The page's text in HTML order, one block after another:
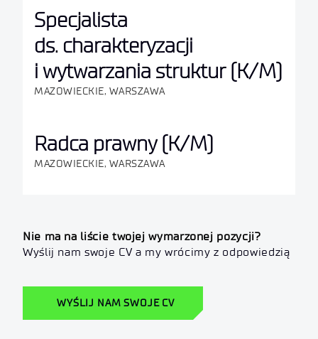
Specjalista
ds. charakteryzacji
i wytwarzania struktur (K/M)
MAZOWIECKIE, WARSZAWA
Radca prawny (K/M)
MAZOWIECKIE, WARSZAWA
Nie ma na liście twojej wymarzonej pozycji?
Wyślij nam swoje CV a my wrócimy z odpowiedzią
WYŚLIJ NAM SWOJE CV